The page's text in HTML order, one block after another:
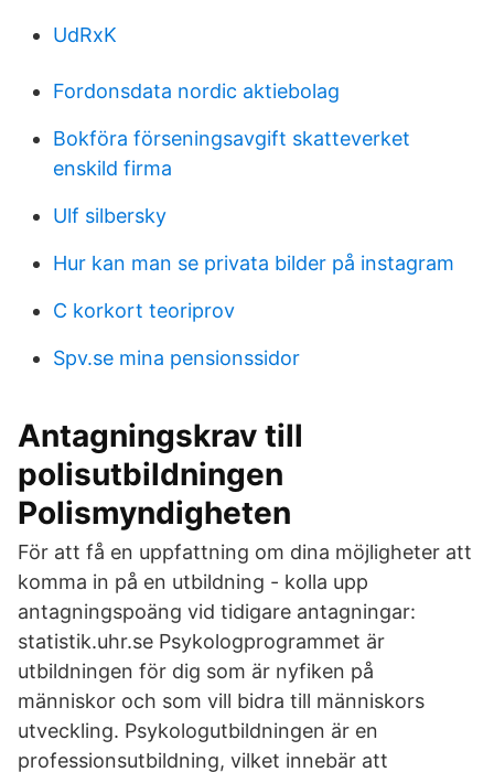
UdRxK
Fordonsdata nordic aktiebolag
Bokföra förseningsavgift skatteverket
enskild firma
Ulf silbersky
Hur kan man se privata bilder på instagram
C korkort teoriprov
Spv.se mina pensionssidor
Antagningskrav till
polisutbildningen
Polismyndigheten
För att få en uppfattning om dina möjligheter att
komma in på en utbildning - kolla upp
antagningspoäng vid tidigare antagningar:
statistik.uhr.se Psykologprogrammet är
utbildningen för dig som är nyfiken på
människor och som vill bidra till människors
utveckling. Psykologutbildningen är en
professionsutbildning, vilket innebär att